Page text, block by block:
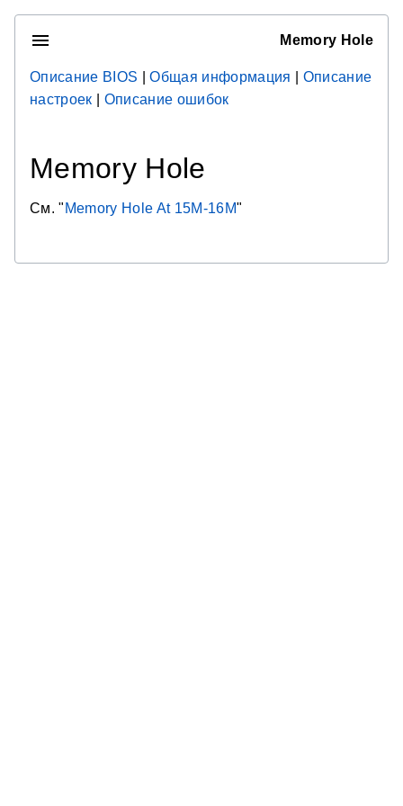
Memory Hole
Описание BIOS |Общая информация
Описание
настроек
Описание ошибок
Memory Hole
См. " Memory Hole At 15M-16M"